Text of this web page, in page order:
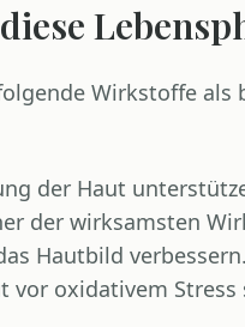
Wirkstoffe als
der Haut
der wirksamsten
Hautbild verbessern.
vor oxidativem Stress